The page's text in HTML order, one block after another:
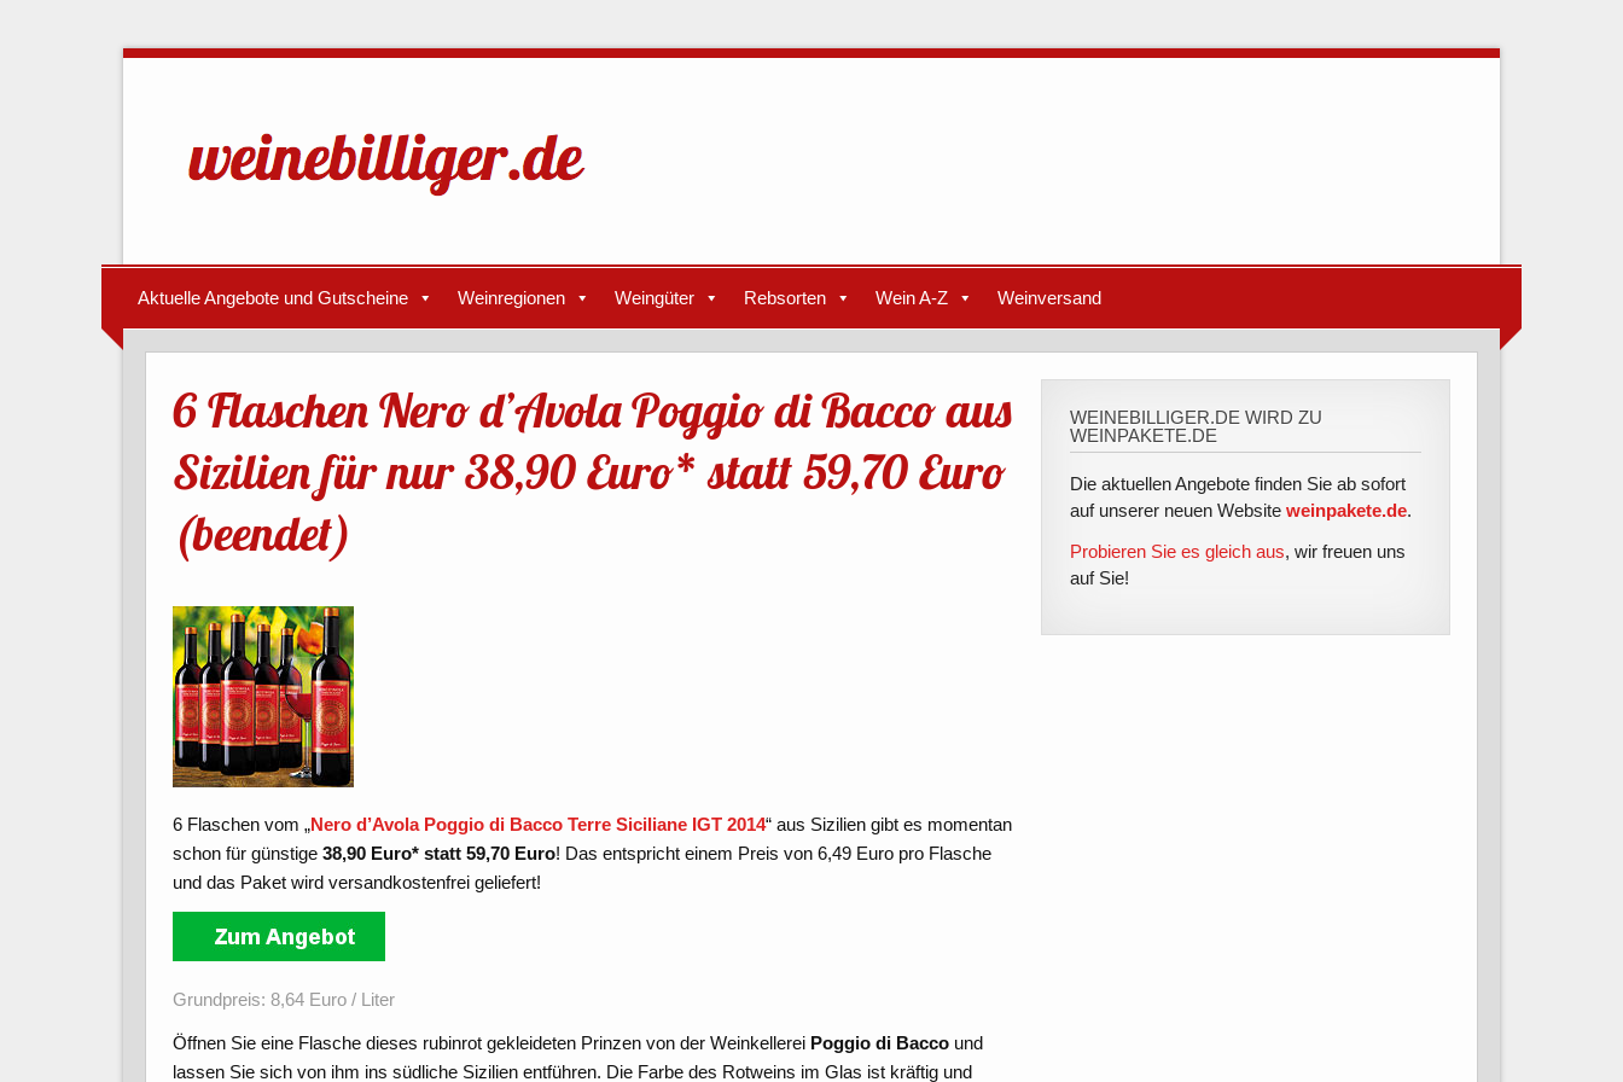
Aktuelle Angebote und Gutscheine Weinregionen Weingüter Rebsorten Wein A-Z Weinversand
6 Flaschen Nero d’Avola Poggio di Bacco aus
Sizilien für nur 38,90 Euro* statt 59,70 Euro
(beendet)
6 Flaschen vom „Nero d’Avola Poggio di Bacco Terre Siciliane IGT 2014“ aus Sizilien gibt es momentan
schon für günstige38,90 Euro* statt 59,70 Euro! Das entspricht einem Preis von 6,49 Euro pro Flasche
und das Paket wird versandkostenfrei geliefert!
Grundpreis: 8,64 Euro / Liter
Öffnen Sie eine Flasche dieses rubinrot gekleideten Prinzen von der Weinkellerei Poggio di Bacco und
lassen Sie sich von ihm ins südliche Sizilien entführen. Die Farbe des Rotweins im Glas ist kräftig und
WEINEBILLIGER.DE WIRD ZU
WEINPAKETE.DE
Die aktuellen Angebote finden Sie ab sofort
auf unserer neuen Websiteweinpakete.de.
Probieren Sie es gleich aus, wir freuen uns
auf Sie!